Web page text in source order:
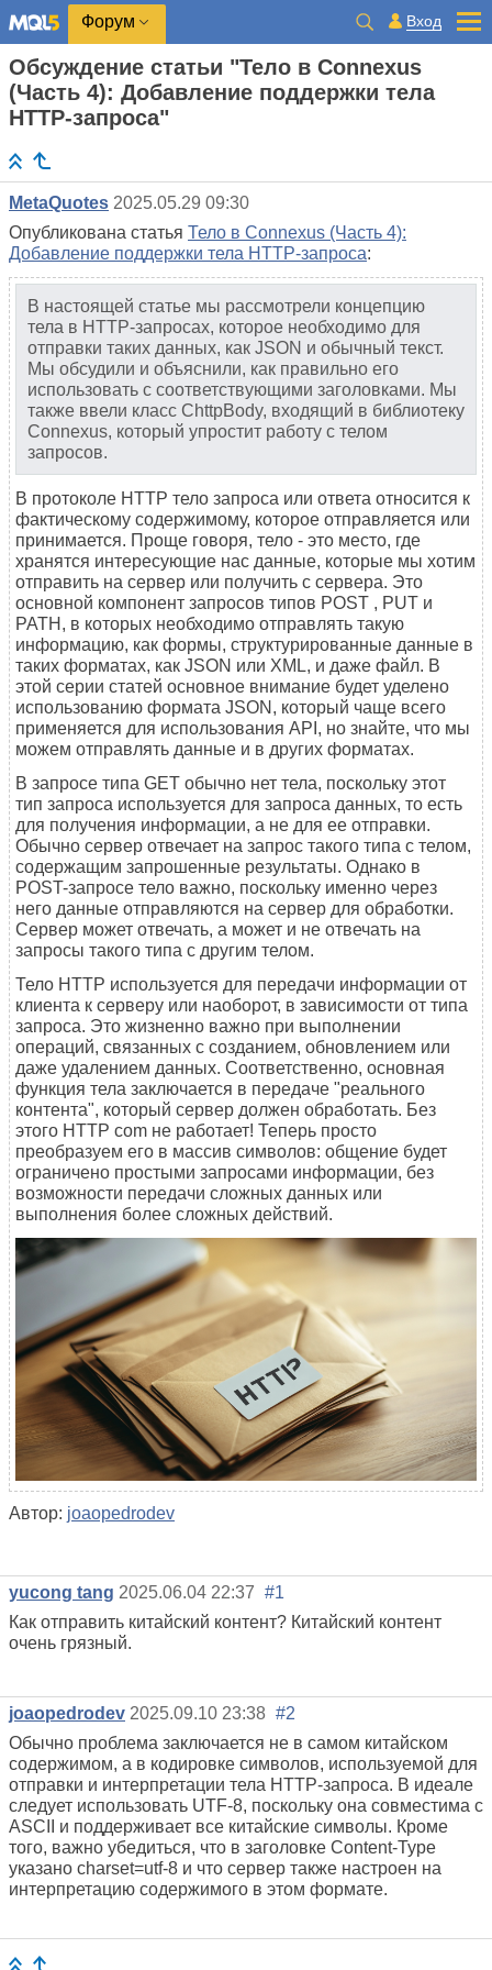
Форум Вход
Обсуждение статьи "Тело в Connexus
(Часть 4): Добавление поддержки тела
HTTP-запроса"
MetaQuotes 2025.05.29 09:30
Опубликована статья Тело в Connexus (Часть 4):
Добавление поддержки тела HTTP-запроса:
В настоящей статье мы рассмотрели концепцию
тела в HTTP-запросах, которое необходимо для
отправки таких данных, как JSON и обычный текст.
Мы обсудили и объяснили, как правильно его
использовать с соответствующими заголовками. Мы
также ввели класс ChttpBody, входящий в библиотеку
Connexus, который упростит работу с телом
запросов.
В протоколе HTTP тело запроса или ответа относится к
фактическому содержимому, которое отправляется или
принимается. Проще говоря, тело - это место, где
хранятся интересующие нас данные, которые мы хотим
отправить на сервер или получить с сервера. Это
основной компонент запросов типов POST , PUT и
PATH, в которых необходимо отправлять такую
информацию, как формы, структурированные данные в
таких форматах, как JSON или XML, и даже файл. В
этой серии статей основное внимание будет уделено
использованию формата JSON, который чаще всего
применяется для использования API, но знайте, что мы
можем отправлять данные и в других форматах.
В запросе типа GET обычно нет тела, поскольку этот
тип запроса используется для запроса данных, то есть
для получения информации, а не для ее отправки.
Обычно сервер отвечает на запрос такого типа с телом,
содержащим запрошенные результаты. Однако в
POST-запросе тело важно, поскольку именно через
него данные отправляются на сервер для обработки.
Сервер может отвечать, а может и не отвечать на
запросы такого типа с другим телом.
Тело HTTP используется для передачи информации от
клиента к серверу или наоборот, в зависимости от типа
запроса. Это жизненно важно при выполнении
операций, связанных с созданием, обновлением или
даже удалением данных. Соответственно, основная
функция тела заключается в передаче "реального
контента", который сервер должен обработать. Без
этого HTTP com не работает! Теперь просто
преобразуем его в массив символов: общение будет
ограничено простыми запросами информации, без
возможности передачи сложных данных или
выполнения более сложных действий.
Автор: joaopedrodev
yucong tang 2025.06.04 22:37 #1
Как отправить китайский контент? Китайский контент
очень грязный.
joaopedrodev 2025.09.10 23:38 #2
Обычно проблема заключается не в самом китайском
содержимом, а в кодировке символов, используемой для
отправки и интерпретации тела HTTP-запроса. В идеале
следует использовать UTF-8, поскольку она совместима с
ASCII и поддерживает все китайские символы. Кроме
того, важно убедиться, что в заголовке Content-Type
указано charset=utf-8 и что сервер также настроен на
интерпретацию содержимого в этом формате.